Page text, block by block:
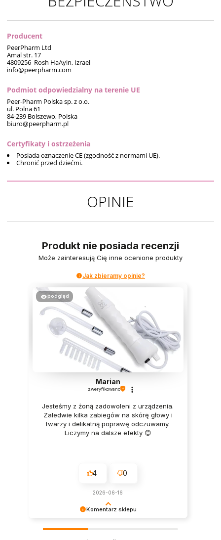
Producent
PeerPharm Ltd
Amal str. 17
4809256 Rosh HaAyin, Izrael
info@peerpharm.com
Podmiot odpowiedzialny na terenie UE
Peer-Pharm Polska sp. z o.o.
ul. Polna 61
84-239 Bolszewo, Polska
biuro@peerpharm.pl
Certyfikaty i ostrzeżenia
Posiada oznaczenie CE (zgodność z normami UE).
Chronić przed dziećmi.
OPINIE
Produkt nie posiada recenzji
Może zainteresują Cię inne ocenione produkty
Jak zbieramy opinie?
Komentarz sklepu
podgląd
Marian
zweryfikowano
Jesteśmy z żoną zadowoleni z urządzenia.
Zaledwie kilka zabiegów na skórę głowy i
twarzy i delikatną poprawę odczuwamy.
Liczymy na dalsze efekty 😊
4 0
2026-06-16